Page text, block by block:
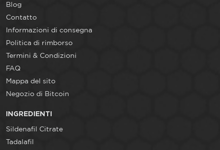
Blog
Contatto
Informazioni di consegna
Politica di rimborso
Termini & Condizioni
FAQ
Mappa del sito
Negozio di Bitcoin
INGREDIENTI
Sildenafil Citrate
Tadalafil